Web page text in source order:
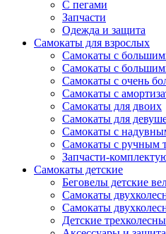
С пегами
Запчасти
Одежда и защита
Самокаты для взрослых
Самокаты с
Самокаты с
Самокаты с очень
Самокаты с
Самокаты для двоих
Самокаты для
Самокаты с
Самокаты с ручным
Запчасти-
Самокаты детские
Беговелы детские
Самокаты
Самокаты
Детские